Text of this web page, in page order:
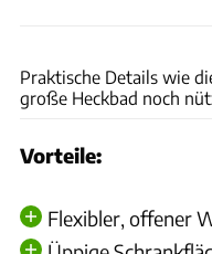
Praktische Details wie
große Heckbad noch
Vorteile:
Flexibler, offener